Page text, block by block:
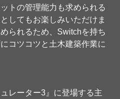
トの管理能力も求められる
してもお楽しみいただけま
られるため、Switchを持ち
コツコツと土木建築作業に
レーター3』に登場する主